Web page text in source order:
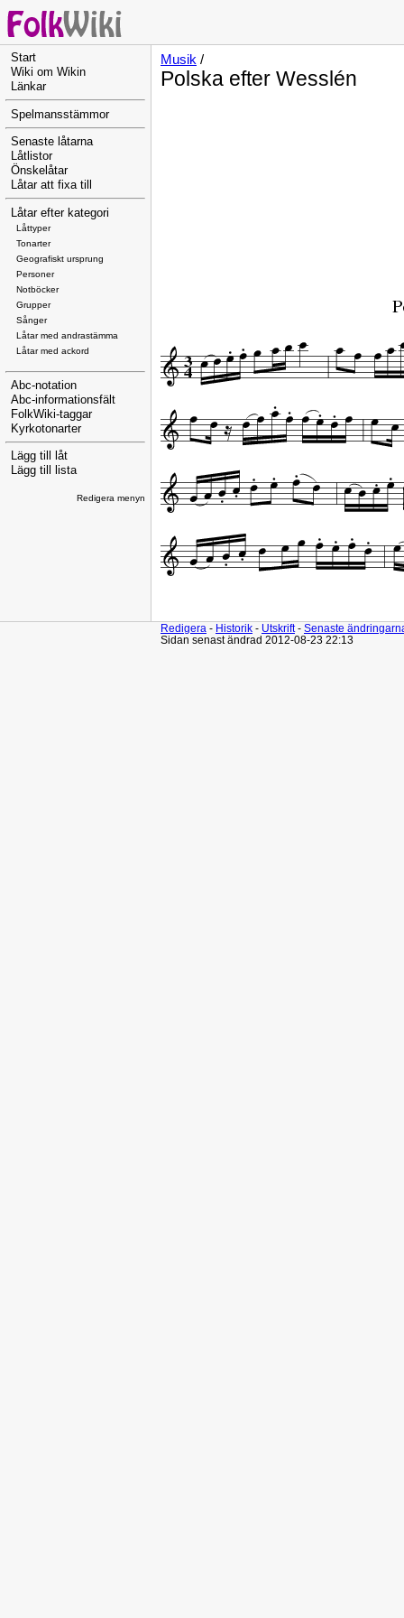
Start
Wiki om Wikin
Länkar
Spelmansstämmor
Senaste låtarna
Låtlistor
Önskelåtar
Låtar att fixa till
Låtar efter kategori
Låttyper
Tonarter
Geografiskt ursprung
Personer
Notböcker
Grupper
Sånger
Låtar med andrastämma
Låtar med ackord
Abc-notation
Abc-informationsfält
FolkWiki-taggar
Kyrkotonarter
Lägg till låt
Lägg till lista
Redigera menyn
Musik /
Polska efter Wesslén
Redigera - Historik - Utskrift- Senaste
Sidan senast ändrad 2012-08-23 22:13